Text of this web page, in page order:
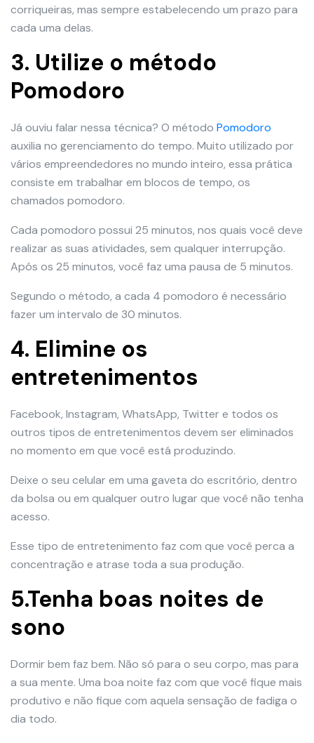
corriqueiras, mas sempre estabelecendo um prazo para
cada uma delas.
3. Utilize o método
Pomodoro
Já ouviu falar nessa técnica? O método Pomodoro
auxilia no gerenciamento do tempo. Muito utilizado por
vários empreendedores no mundo inteiro, essa prática
consiste em trabalhar em blocos de tempo, os
chamados pomodoro.
Cada pomodoro possui 25 minutos, nos quais você deve
realizar as suas atividades, sem qualquer interrupção.
Após os 25 minutos, você faz uma pausa de 5 minutos.
Segundo o método, a cada 4 pomodoro é necessário
fazer um intervalo de 30 minutos.
4. Elimine os
entretenimentos
Facebook, Instagram, WhatsApp, Twitter e todos os
outros tipos de entretenimentos devem ser eliminados
no momento em que você está produzindo.
Deixe o seu celular em uma gaveta do escritório, dentro
da bolsa ou em qualquer outro lugar que você não tenha
acesso.
Esse tipo de entretenimento faz com que você perca a
concentração e atrase toda a sua produção.
5.Tenha boas noites de
sono
Dormir bem faz bem. Não só para o seu corpo, mas para
a sua mente. Uma boa noite faz com que você fique mais
produtivo e não fique com aquela sensação de fadiga o
dia todo.